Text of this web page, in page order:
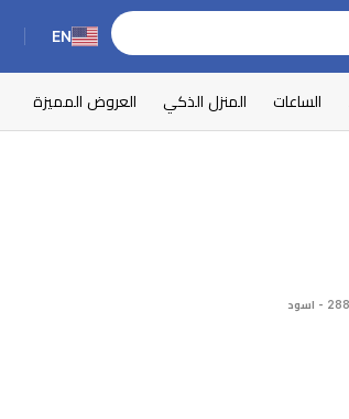
EN
الساعات المنزل الذكي العروض المميزة